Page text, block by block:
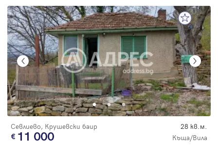
Севлиево, Крушевски баир 28 кв.м.
11 000 Къща/Вила